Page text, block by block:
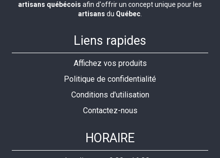
artisans québécois afin d'offrir un concept unique pour les
artisans du Québec
Liens rapides
Affichez vos produits
Politique de confidentialité
Conditions d'utilisation
Contactez-nous
HORAIRE